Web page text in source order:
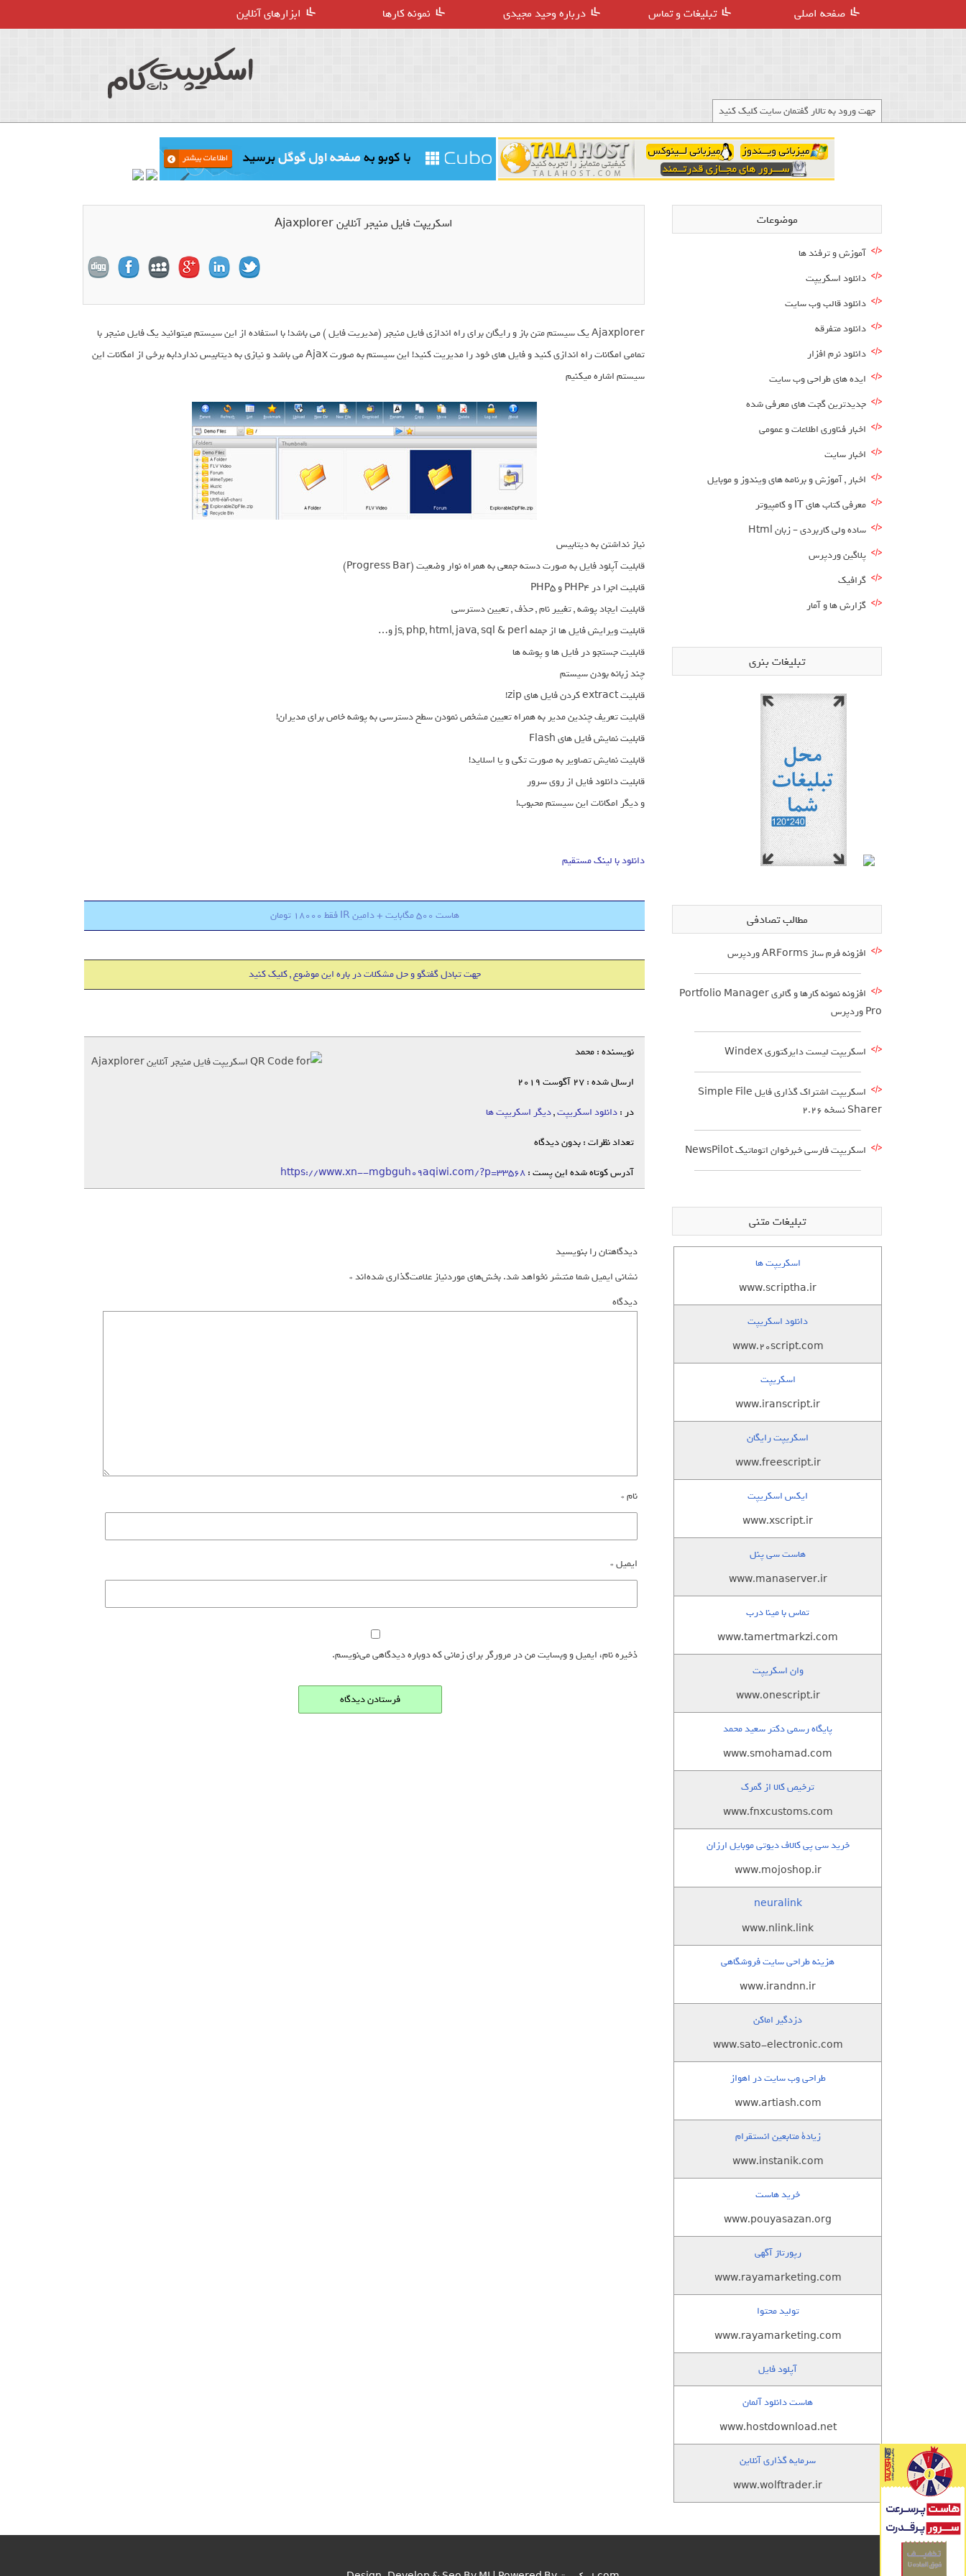
صفحه اصلی تبلیغات و تماس درباره وحید مجیدی نمونه کارها ابزارهای آنلاین
جهت ورود به تالار گفتمان سایت کلیک کنید
اسکریپت فایل منیجر آنلاین Ajaxplorer
Ajaxplorer یک سیستم متن باز و رایگان برای راه اندازی فایل منیجر (مدیریت فایل ) می باشد! با استفاده از این سیستم میتوانید یک فایل منیجر با
تمامی امکانات راه اندازی کنید و فایل های خود را مدیریت کنید! این سیستم به صورت Ajax می باشد و نیازی به دیتابیس ندارد!به برخی از امکانات این
سیستم اشاره میکنیم
نیاز نداشتن به دیتابیس
قابلیت آپلود فایل به صورت دسته جمعی به همراه نوار وضعیت (Progress Bar)
قابلیت اجرا در PHP4 و PHP5
قابلیت ایجاد پوشه , تغییر نام , حذف , تعیین دسترسی
قابلیت ویرایش فایل ها از جمله js, php, html, java, sql & perl و…
قابلیت جستجو در فایل ها و پوشه ها
چند زبانه بودن سیستم
قابلیت extract کردن فایل های zip!
قابلیت تعریف چندین مدیر به همراه تعیین مشخص نمودن سطح دسترسی به پوشه خاص برای مدیران!
قابلیت نمایش فایل های Flash
قابلیت نمایش تصاویر به صورت تکی و یا اسلاید!
قابلیت دانلود فایل از روی سرور
و دیگر امکانات این سیستم محبوب!
دانلود با لینک مستقیم
هاست 500 مگابایت + دامین IR فقط 18000 تومان
جهت تبادل گفتگو و حل مشکلات در باره این موضوع , کلیک کنید
نویسنده : محمد
ارسال شده : 27 آگوست 2019
در :دانلود اسکریپت,دیگر اسکریپت ها
تعداد نظرات : بدون دیدگاه
آدرس کوتاه شده این پست :https://www.xn--mgbguh09aqiwi.com/?p=33568
دیدگاهتان را بنویسید
نشانی ایمیل شما منتشر نخواهد شد.بخش‌های موردنیاز علامت‌گذاری شده‌اند*
دیدگاه
نام*
ایمیل*
ذخیره نام، ایمیل و وبسایت من در مرورگر برای زمانی که دوباره دیدگاهی می‌نویسم.
موضوعات
آموزش و ترفند ها
دانلود اسکریپت
دانلود قالب وب سایت
دانلود متفرقه
دانلود نرم افزار
ایده های طراحی وب سایت
جدیدترین گجت های معرفی شده
اخبار فناوری اطلاعات و عمومی
اخبار سایت
اخبار , آموزش و برنامه های ویندوز و موبایل
معرفی کتاب های IT و کامپیوتر
ساده ولی کاربردی – زبان Html
پلاگین وردپرس
گرافیک
گزارش ها و آمار
تبلیغات بنری
مطالب تصادفی
افزونه فرم ساز ARForms وردپرس
افزونه نمونه کارها و گالری Portfolio Manager
Pro وردپرس
اسکریپت لیست دایرکتوری Windex
اسکریپت اشتراک گذاری فایل Simple File
Sharer نسخه 2.26
اسکریپت فارسی خبرخوان اتوماتیک NewsPilot
تبلیغات متنی
اسکریپت ها
www.scriptha.ir
دانلود اسکریپت
www.20script.com
اسکریپت
www.iranscript.ir
اسکریپت رایگان
www.freescript.ir
ایکس اسکریپت
www.xscript.ir
هاست سی پنل
www.manaserver.ir
تماس با مینا درب
www.tamertmarkzi.com
وان اسکریپت
www.onescript.ir
پایگاه رسمی دکتر سعید محمد
www.smohamad.com
ترخیص کالا از گمرک
www.fnxcustoms.com
خرید سی پی کالاف دیوتی موبایل ارزان
www.mojoshop.ir
neuralink
www.nlink.link
هزینه طراحی سایت فروشگاهی
www.irandnn.ir
دزدگیر اماکن
www.sato-electronic.com
طراحی وب سایت در اهواز
www.artiash.com
زيادة متابعين انستقرام
www.instanik.com
خرید هاست
www.pouyasazan.org
رپورتاژ آگهی
www.rayamarketing.com
تولید محتوا
www.rayamarketing.com
آپلود فایل
هاست دانلود آلمان
www.hostdownload.net
سرمایه گذاری آنلاین
www.wolftrader.ir